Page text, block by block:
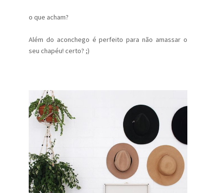
o que acham?
Além do aconchego é perfeito para não amassar o
seu chapéu! certo? ;)